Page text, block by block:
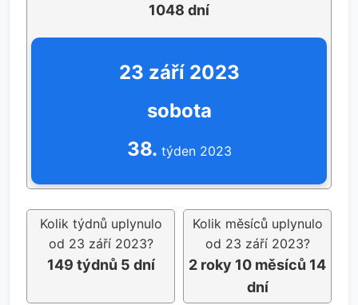
1048 dní
23 září 2023
sobota
38. týden 2023
Kolik týdnů uplynulo
od 23 září 2023?
149 týdnů 5 dní
Kolik měsíců uplynulo
od 23 září 2023?
2 roky 10 měsíců 14
dní